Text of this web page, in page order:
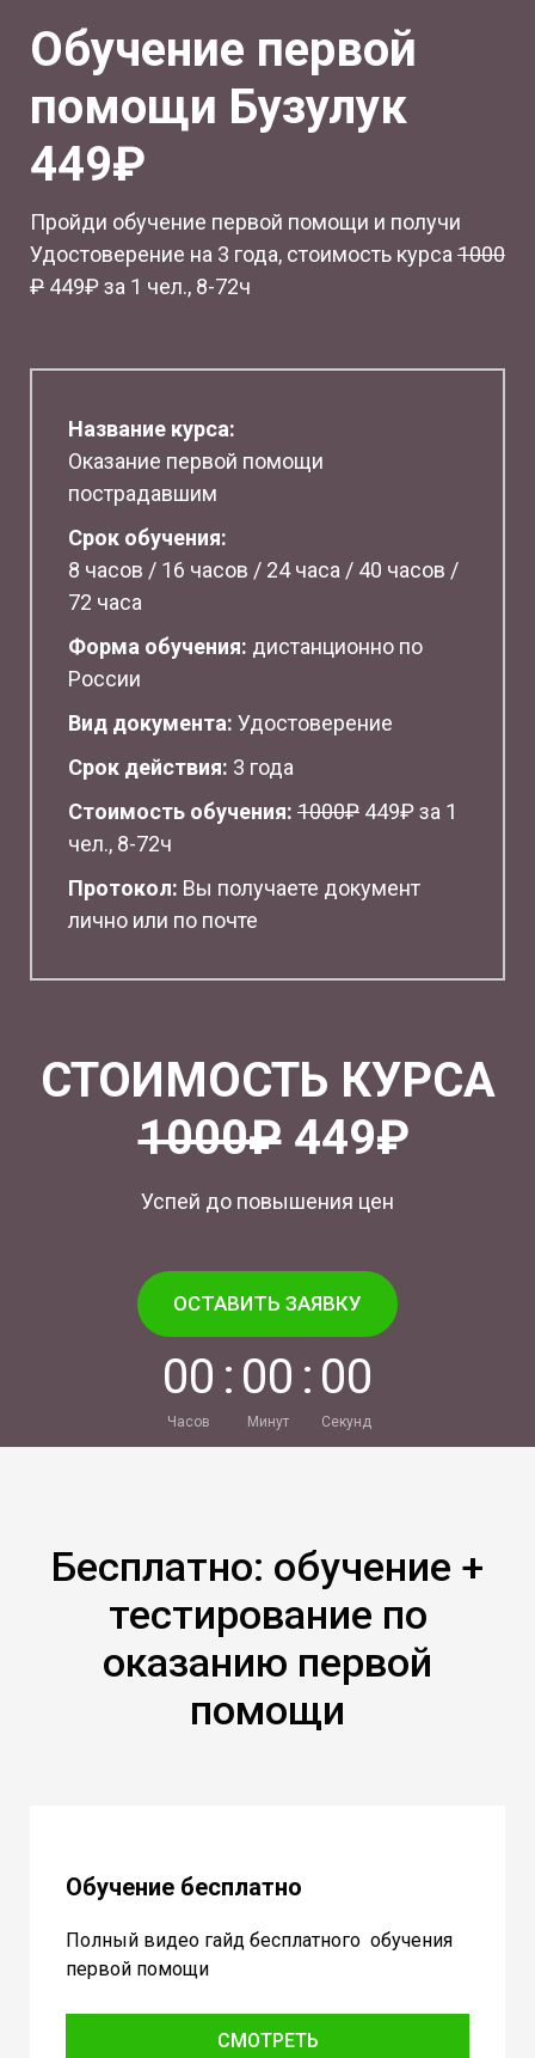
Обучение первой
помощи Бузулук
449₽
Пройди обучение первой помощи и получи
Удостоверение на 3 года, стоимость курса1000
₽ 449₽ за 1 чел., 8-72ч
Название курса:
Оказание первой помощи
пострадавшим
Срок обучения:
8 часов / 16 часов / 24 часа / 40 часов /
72 часа
Форма обучения: дистанционно по
России
Вид документа: Удостоверение
Срок действия: 3 года
Стоимость обучения: 1000₽ 449₽ за 1
чел., 8-72ч
Протокол: Вы получаете документ
лично или по почте
СТОИМОСТЬ КУРСА
1000₽449₽
Успей до повышения цен
ОСТАВИТЬ ЗАЯВКУ
00
Часов
: 00
Минут
: 00
Секунд
Бесплатно: обучение +
тестирование по
оказанию первой
помощи
Обучение бесплатно
Полный видео гайд бесплатного обучения
первой помощи
СМОТРЕТЬ